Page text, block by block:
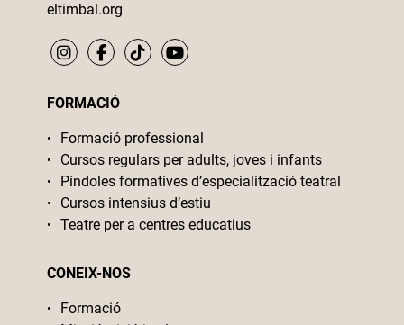
eltimbal.org
FORMACIÓ
Formació professional
Cursos regulars per adults, joves i infants
Píndoles formatives d’especialització teatral
Cursos intensius d’estiu
Teatre per a centres educatius
CONEIX-NOS
Formació